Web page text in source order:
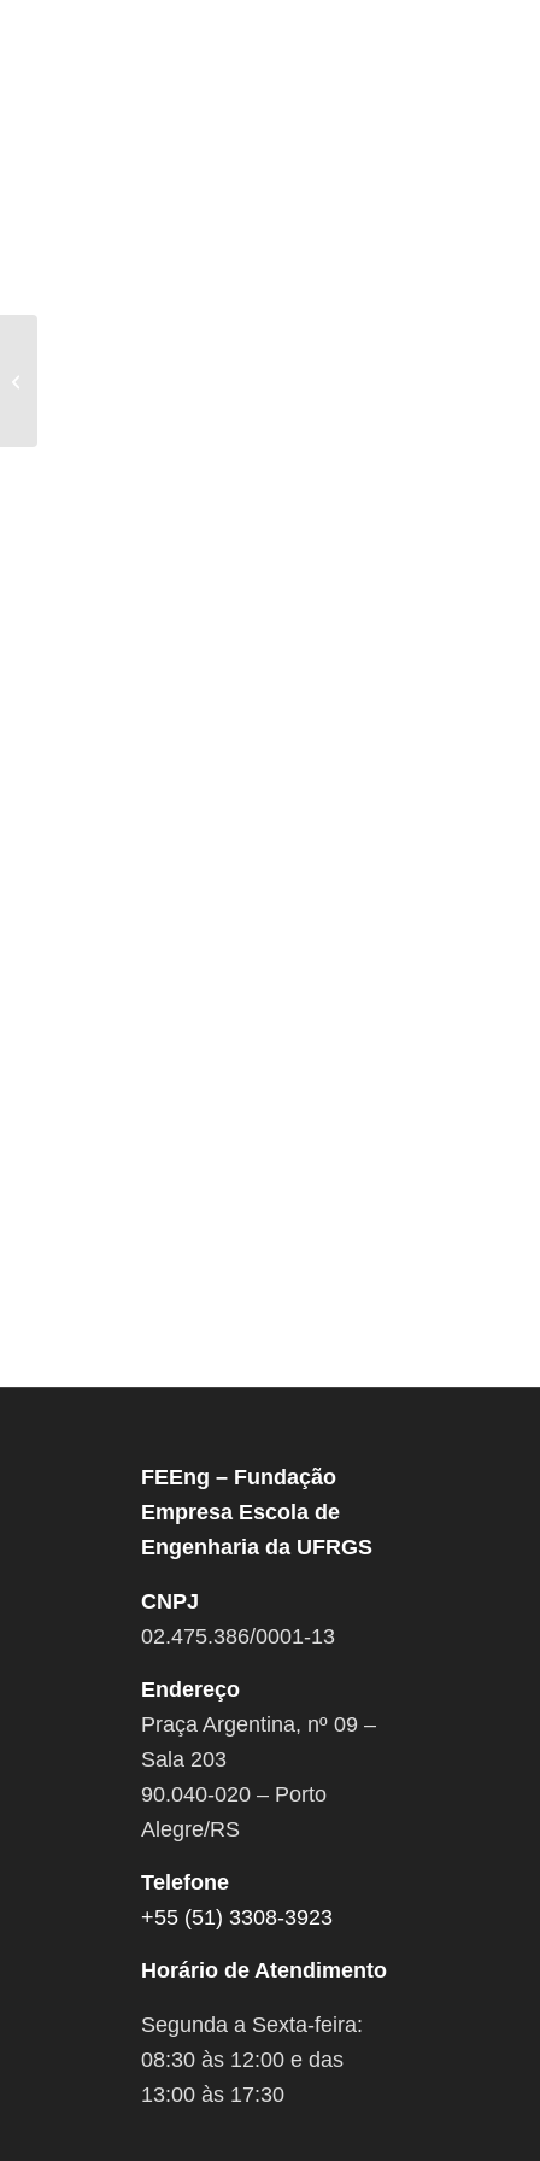
FEEng – Fundação
Empresa Escola de
Engenharia da UFRGS
CNPJ
02.475.386/0001-13
Endereço
Praça Argentina, nº 09 –
Sala 203
90.040-020 – Porto
Alegre/RS
Telefone
+55 (51) 3308-3923
Horário de Atendimento
Segunda a Sexta-feira:
08:30 às 12:00 e das
13:00 às 17:30